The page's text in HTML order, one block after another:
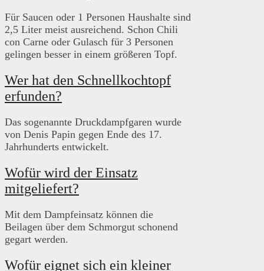
Für Saucen oder 1 Personen Haushalte sind
2,5 Liter meist ausreichend. Schon Chili
con Carne oder Gulasch für 3 Personen
gelingen besser in einem größeren Topf.
Wer hat den Schnellkochtopf
erfunden?
Das sogenannte Druckdampfgaren wurde
von Denis Papin gegen Ende des 17.
Jahrhunderts entwickelt.
Wofür wird der Einsatz
mitgeliefert?
Mit dem Dampfeinsatz können die
Beilagen über dem Schmorgut schonend
gegart werden.
Wofür eignet sich ein kleiner